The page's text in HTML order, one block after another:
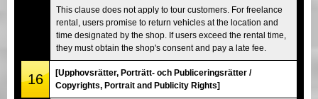
This clause does not apply to tour customers. For freelance
rental, users promise to return vehicles at the location and
time designated by the shop. If users exceed the rental time,
they must obtain the shop's consent and pay a late fee.
16
[Upphovsrätter, Porträtt- och Publiceringsrätter /
Copyrights, Portrait and Publicity Rights]